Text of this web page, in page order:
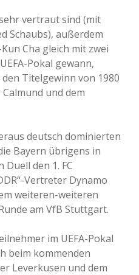
vertraut sind (mit
Schaubs), außerdem
Cha gleich mit zwei
Pokal gewann,
Titelgewinn von 1980
und dem
deutsch dominierten
Bayern übrigens in
den 1. FC
Vertreter Dynamo
weiteren-weiteren
am VfB Stuttgart.
im UEFA-Pokal
beim kommenden
Leverkusen und dem